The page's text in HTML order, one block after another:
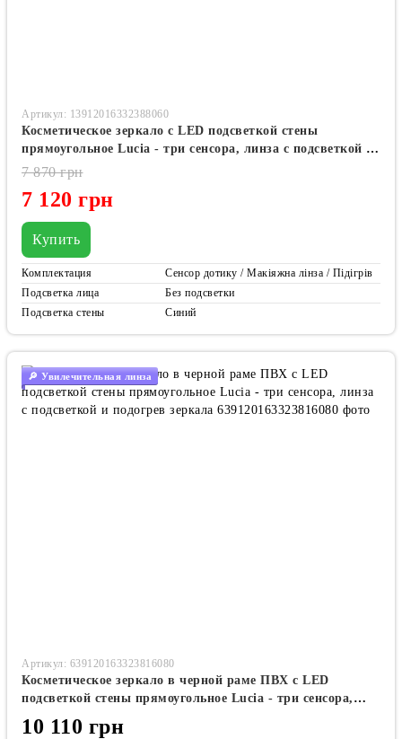
Артикул: 13912016332388060
Косметическое зеркало с LED подсветкой стены
прямоугольное Lucia - три сенсора, линза с подсветкой и
подогрев зеркала
7 120 грн
7 870 грн
Купить
Комплектация
Сенсор дотику / Макіяжна лінза / Підігрів
Подсветка лица
Без подсветки
Подсветка стены
Синий
🔎 Увилечительная линза
Артикул: 639120163323816080
Косметическое зеркало в черной раме ПВХ с LED
подсветкой стены прямоугольное Lucia - три сенсора,
линза с подсветкой и подогрев зеркала
10 110 грн